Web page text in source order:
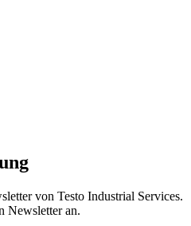
von Testo Industrial Services.
Newsletter an.